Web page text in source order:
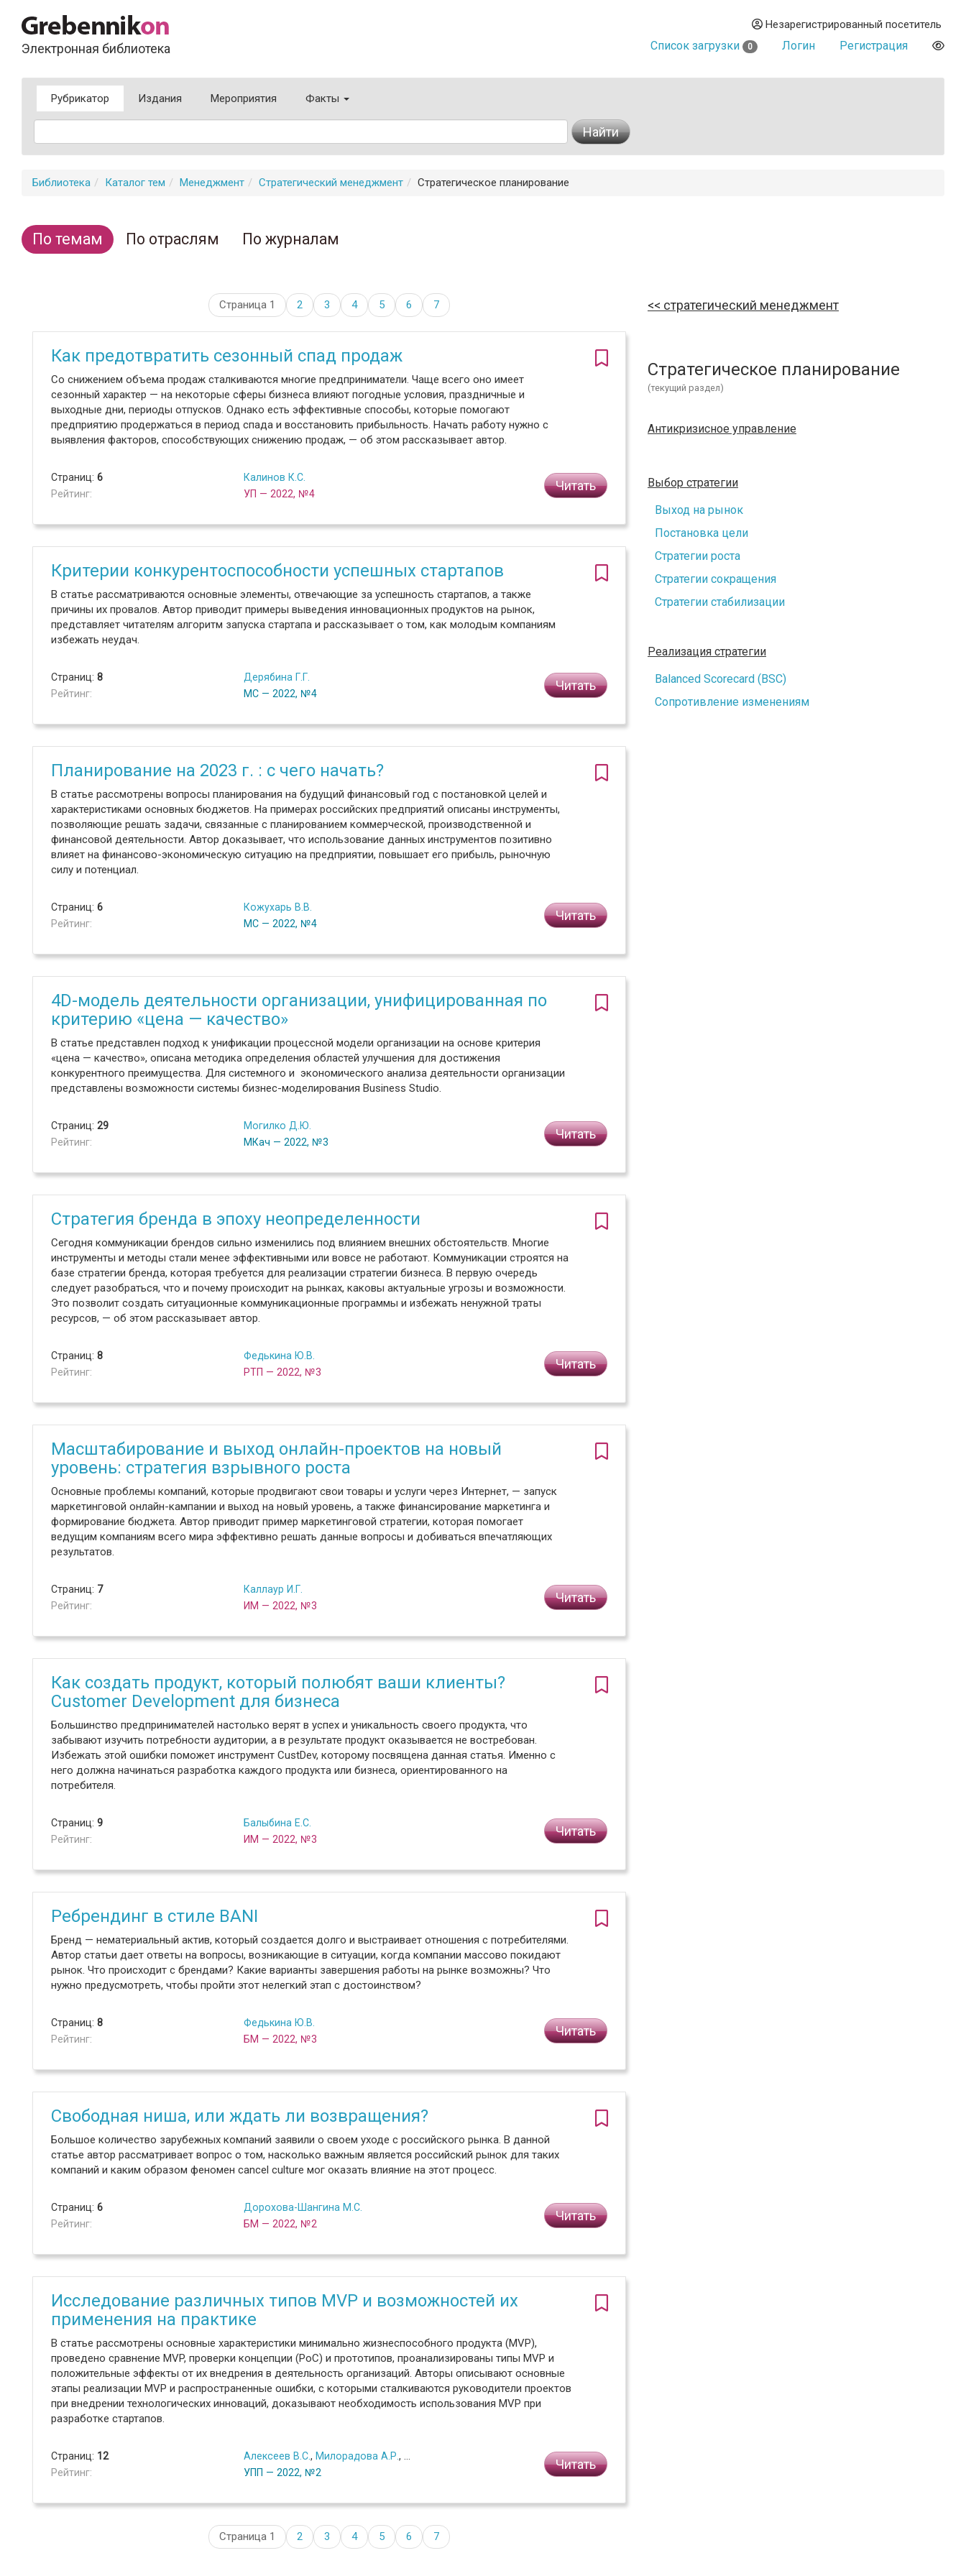
Электронная библиотека
Незарегистрированный посетитель
Список загрузки 0 Логин Регистрация
Рубрикатор Издания Мероприятия Факты
Найти
Библиотека Каталог тем Менеджмент Стратегический менеджмент Стратегическое планирование
По темам По отраслям По журналам
Страница 1 2 3 4 5 6 7
Как предотвратить сезонный спад продаж
Со снижением объема продаж сталкиваются многие предприниматели. Чаще всего оно имеет
сезонный характер — на некоторые сферы бизнеса влияют погодные условия, праздничные и
выходные дни, периоды отпусков. Однако есть эффективные способы, которые помогают
предприятию продержаться в период спада и восстановить прибыльность. Начать работу нужно с
выявления факторов, способствующих снижению продаж, — об этом рассказывает автор.
Страниц: 6
Рейтинг:
Калинов К.С.
УП — 2022, №4
Читать
Критерии конкурентоспособности успешных стартапов
В статье рассматриваются основные элементы, отвечающие за успешность стартапов, а также
причины их провалов. Автор приводит примеры выведения инновационных продуктов на рынок,
представляет читателям алгоритм запуска стартапа и рассказывает о том, как молодым компаниям
избежать неудач.
Страниц: 8
Рейтинг:
Дерябина Г.Г.
МС — 2022, №4
Читать
Планирование на 2023 г. : с чего начать?
В статье рассмотрены вопросы планирования на будущий финансовый год с постановкой целей и
характеристиками основных бюджетов. На примерах российских предприятий описаны инструменты,
позволяющие решать задачи, связанные с планированием коммерческой, производственной и
финансовой деятельности. Автор доказывает, что использование данных инструментов позитивно
влияет на финансово-экономическую ситуацию на предприятии, повышает его прибыль, рыночную
силу и потенциал.
Страниц: 6
Рейтинг:
Кожухарь В.В.
МС — 2022, №4
Читать
4D-модель деятельности организации, унифицированная по
критерию «цена — качество»
В статье представлен подход к унификации процессной модели организации на основе критерия
«цена — качество», описана методика определения областей улучшения для достижения
конкурентного преимущества. Для системного и экономического анализа деятельности организации
представлены возможности системы бизнес-моделирования Business Studio.
Страниц: 29
Рейтинг:
Могилко Д.Ю.
МКач — 2022, №3
Читать
Стратегия бренда в эпоху неопределенности
Сегодня коммуникации брендов сильно изменились под влиянием внешних обстоятельств. Многие
инструменты и методы стали менее эффективными или вовсе не работают. Коммуникации строятся на
базе стратегии бренда, которая требуется для реализации стратегии бизнеса. В первую очередь
следует разобраться, что и почему происходит на рынках, каковы актуальные угрозы и возможности.
Это позволит создать ситуационные коммуникационные программы и избежать ненужной траты
ресурсов, — об этом рассказывает автор.
Страниц: 8
Рейтинг:
Федькина Ю.В.
РТП — 2022, №3
Читать
Масштабирование и выход онлайн-проектов на новый
уровень: стратегия взрывного роста
Основные проблемы компаний, которые продвигают свои товары и услуги через Интернет, — запуск
маркетинговой онлайн-кампании и выход на новый уровень, а также финансирование маркетинга и
формирование бюджета. Автор приводит пример маркетинговой стратегии, которая помогает
ведущим компаниям всего мира эффективно решать данные вопросы и добиваться впечатляющих
результатов.
Страниц: 7
Рейтинг:
Каллаур И.Г.
ИМ — 2022, №3
Читать
Как создать продукт, который полюбят ваши клиенты?
Customer Development для бизнеса
Большинство предпринимателей настолько верят в успех и уникальность своего продукта, что
забывают изучить потребности аудитории, а в результате продукт оказывается не востребован.
Избежать этой ошибки поможет инструмент CustDev, которому посвящена данная статья. Именно с
него должна начинаться разработка каждого продукта или бизнеса, ориентированного на
потребителя.
Страниц: 9
Рейтинг:
Балыбина Е.С.
ИМ — 2022, №3
Читать
Ребрендинг в стиле BANI
Бренд — нематериальный актив, который создается долго и выстраивает отношения с потребителями.
Автор статьи дает ответы на вопросы, возникающие в ситуации, когда компании массово покидают
рынок. Что происходит с брендами? Какие варианты завершения работы на рынке возможны? Что
нужно предусмотреть, чтобы пройти этот нелегкий этап с достоинством?
Страниц: 8
Рейтинг:
Федькина Ю.В.
БМ — 2022, №3
Читать
Свободная ниша, или ждать ли возвращения?
Большое количество зарубежных компаний заявили о своем уходе с российского рынка. В данной
статье автор рассматривает вопрос о том, насколько важным является российский рынок для таких
компаний и каким образом феномен cancel culture мог оказать влияние на этот процесс.
Страниц: 6
Рейтинг:
Дорохова-Шангина М.С.
БМ — 2022, №2
Читать
Исследование различных типов MVP и возможностей их
применения на практике
В статье рассмотрены основные характеристики минимально жизнеспособного продукта (MVP),
проведено сравнение MVP, проверки концепции (PoC) и прототипов, проанализированы типы MVP и
положительные эффекты от их внедрения в деятельность организаций. Авторы описывают основные
этапы реализации MVP и распространенные ошибки, с которыми сталкиваются руководители проектов
при внедрении технологических инноваций, доказывают необходимость использования MVP при
разработке стартапов.
Страниц: 12
Рейтинг:
Алексеев В.С., Милорадова А.Р. ,
УПП — 2022, №2
Читать
Страница 1 2 3 4 5 6 7
стратегический менеджмент
Стратегическое планирование
(текущий раздел)
Антикризисное управление
Выбор стратегии
Выход на рынок
Постановка цели
Стратегии роста
Стратегии сокращения
Стратегии стабилизации
Реализация стратегии
Balanced Scorecard (BSC)
Сопротивление изменениям